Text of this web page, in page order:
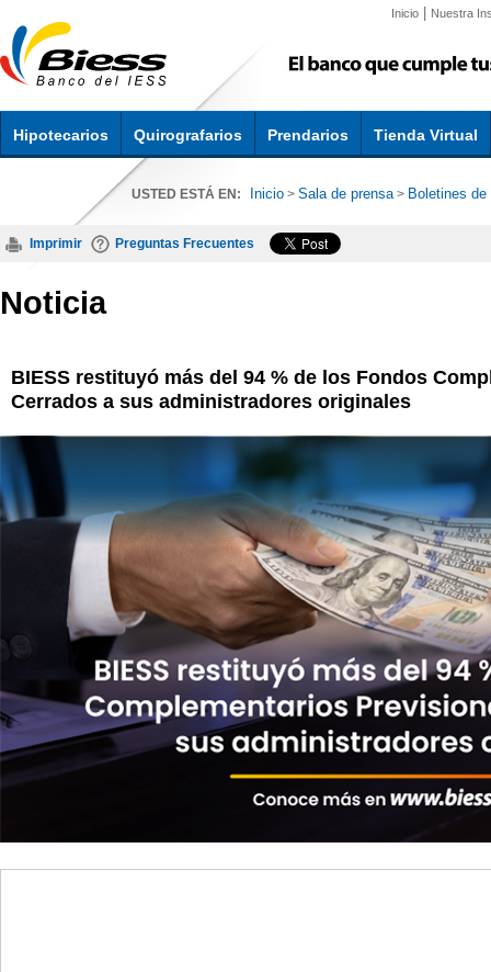
Inicio| Nuestra
Hipotecarios Quirografarios Prendarios Tienda Virtual
USTED ESTÁ EN: Inicio > Sala de prensa> Boletines de
Imprimir Preguntas Frecuentes
Noticia
BIESS restituyó más del 94 % de los Fondos
Cerrados a sus administradores originales